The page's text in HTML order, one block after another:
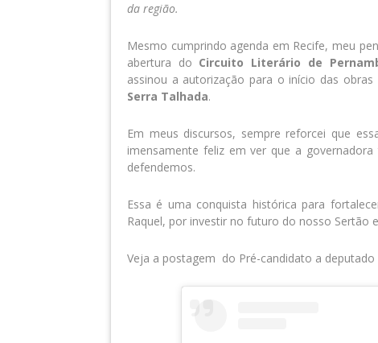
da região.
Mesmo cumprindo agenda em Recife, meu
abertura do Circuito Literário de
assinou a autorização para o início das
Serra Talhada.
Em meus discursos, sempre reforcei que
imensamente feliz em ver que a
defendemos.
Essa é uma conquista histórica para
Raquel, por investir no futuro do nosso Sertão
Veja a postagem do Pré-candidato a deputado